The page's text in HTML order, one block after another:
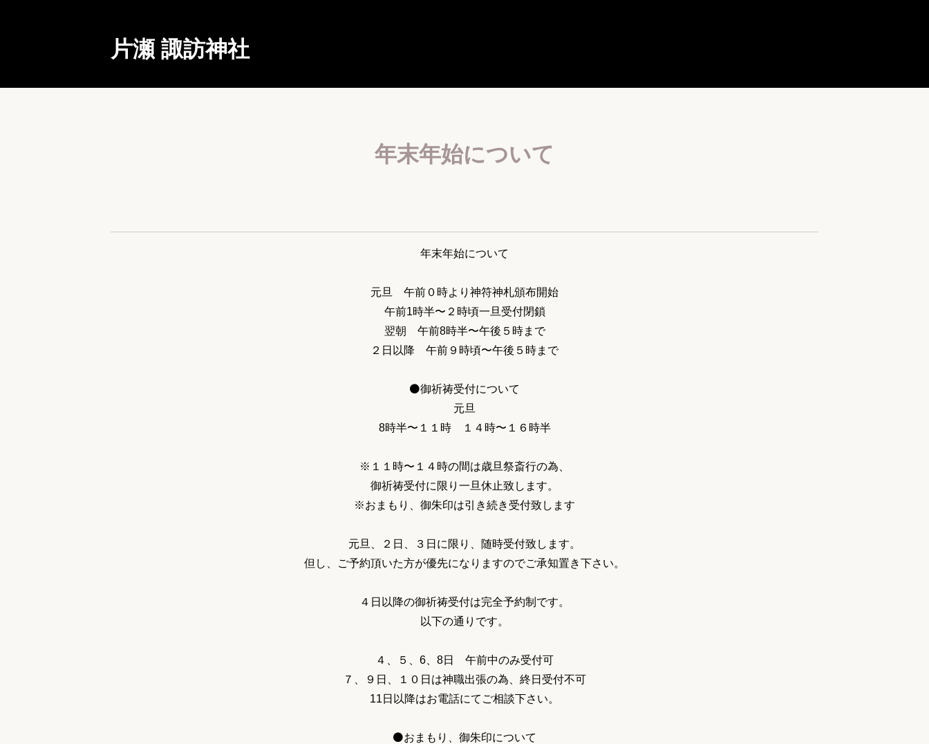
片瀬 諏訪神社
年末年始について
年末年始について
元旦 午前０時より神符神札頒布開始
午前1時半〜２時頃一旦受付閉鎖
翌朝 午前8時半〜午後５時まで
２日以降 午前９時頃〜午後５時まで
⚫️御祈祷受付について
元旦
8時半〜１１時 １４時〜１６時半
※１１時〜１４時の間は歳旦祭斎行の為、
御祈祷受付に限り一旦休止致します。
※おまもり、御朱印は引き続き受付致します
元旦、２日、３日に限り、随時受付致します。
但し、ご予約頂いた方が優先になりますのでご承知置き下さい。
４日以降の御祈祷受付は完全予約制です。
以下の通りです。
４、５、6、8日 午前中のみ受付可
７、９日、１０日は神職出張の為、終日受付不可
11日以降はお電話にてご相談下さい。
⚫️おまもり、御朱印について